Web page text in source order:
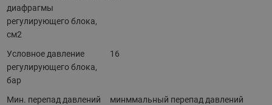
диафрагмы
регулирующего блока,
см2
Условное давление
регулирующего блока,
бар
16
Мин. перепад давлений
минммальный перепад давлений